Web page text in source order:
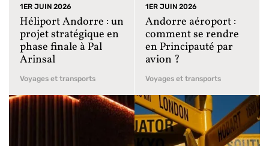
1ER JUIN 2026
Héliport Andorre : un
projet stratégique en
phase finale à Pal
Arinsal
Voyages et transports
1ER JUIN 2026
Andorre aéroport :
comment se rendre
en Principauté par
avion ?
Voyages et transports